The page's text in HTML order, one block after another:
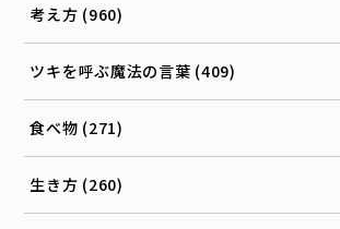
考え方 (960)
ツキを呼ぶ魔法の言葉 (409)
食べ物 (271)
生き方 (260)